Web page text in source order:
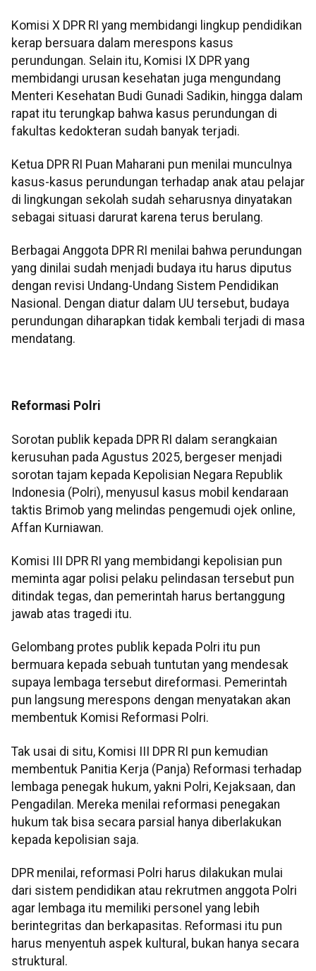
Komisi X DPR RI yang membidangi lingkup pendidikan
kerap bersuara dalam merespons kasus
perundungan. Selain itu, Komisi IX DPR yang
membidangi urusan kesehatan juga mengundang
Menteri Kesehatan Budi Gunadi Sadikin, hingga dalam
rapat itu terungkap bahwa kasus perundungan di
fakultas kedokteran sudah banyak terjadi.
Ketua DPR RI Puan Maharani pun menilai munculnya
kasus-kasus perundungan terhadap anak atau pelajar
di lingkungan sekolah sudah seharusnya dinyatakan
sebagai situasi darurat karena terus berulang.
Berbagai Anggota DPR RI menilai bahwa perundungan
yang dinilai sudah menjadi budaya itu harus diputus
dengan revisi Undang-Undang Sistem Pendidikan
Nasional. Dengan diatur dalam UU tersebut, budaya
perundungan diharapkan tidak kembali terjadi di masa
mendatang.
Reformasi Polri
Sorotan publik kepada DPR RI dalam serangkaian
kerusuhan pada Agustus 2025, bergeser menjadi
sorotan tajam kepada Kepolisian Negara Republik
Indonesia (Polri), menyusul kasus mobil kendaraan
taktis Brimob yang melindas pengemudi ojek online,
Affan Kurniawan.
Komisi III DPR RI yang membidangi kepolisian pun
meminta agar polisi pelaku pelindasan tersebut pun
ditindak tegas, dan pemerintah harus bertanggung
jawab atas tragedi itu.
Gelombang protes publik kepada Polri itu pun
bermuara kepada sebuah tuntutan yang mendesak
supaya lembaga tersebut direformasi. Pemerintah
pun langsung merespons dengan menyatakan akan
membentuk Komisi Reformasi Polri.
Tak usai di situ, Komisi III DPR RI pun kemudian
membentuk Panitia Kerja (Panja) Reformasi terhadap
lembaga penegak hukum, yakni Polri, Kejaksaan, dan
Pengadilan. Mereka menilai reformasi penegakan
hukum tak bisa secara parsial hanya diberlakukan
kepada kepolisian saja.
DPR menilai, reformasi Polri harus dilakukan mulai
dari sistem pendidikan atau rekrutmen anggota Polri
agar lembaga itu memiliki personel yang lebih
berintegritas dan berkapasitas. Reformasi itu pun
harus menyentuh aspek kultural, bukan hanya secara
struktural.